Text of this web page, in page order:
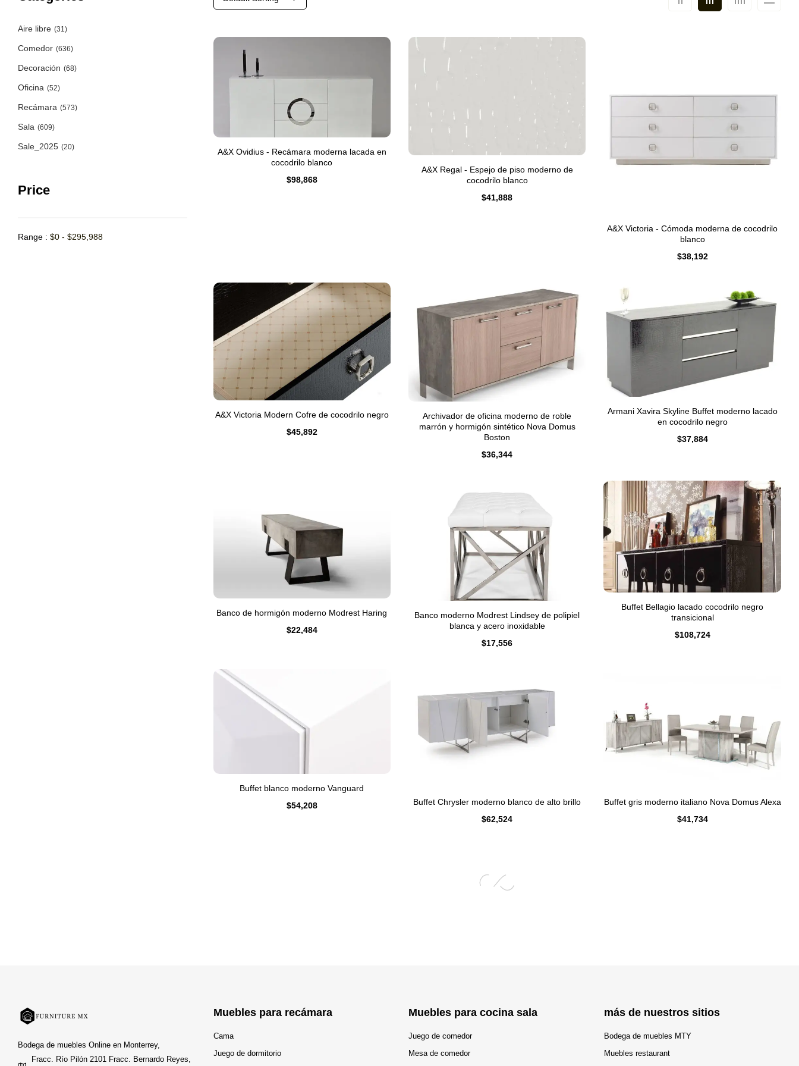
Aire libre (31)
Comedor (636)
Decoración (68)
Oficina (52)
Recámara (573)
Sala (609)
Sale_2025 (20)
Price
Range : $0 - $295,988
A&X Ovidius - Recámara moderna lacada en
cocodrilo blanco
$98,868
A&X Regal - Espejo de piso moderno de
cocodrilo blanco
$41,888
A&X Victoria - Cómoda moderna de cocodrilo
blanco
$38,192
A&X Victoria Modern Cofre de cocodrilo negro
$45,892
Archivador de oficina moderno de roble
marrón y hormigón sintético Nova Domus
Boston
$36,344
Armani Xavira Skyline Buffet moderno lacado
en cocodrilo negro
$37,884
Banco de hormigón moderno Modrest Haring
$22,484
Banco moderno Modrest Lindsey de polipiel
blanca y acero inoxidable
$17,556
Buffet Bellagio lacado cocodrilo negro
transicional
$108,724
Buffet blanco moderno Vanguard
$54,208
Buffet Chrysler moderno blanco de alto brillo
$62,524
Buffet gris moderno italiano Nova Domus Alexa
$41,734
Bodega de muebles Online en Monterrey,
Fracc. Río Pilón 2101 Fracc. Bernardo Reyes,
Muebles para recámara
Cama
Juego de dormitorio
Muebles para cocina sala
Juego de comedor
Mesa de comedor
más de nuestros sitios
Bodega de muebles MTY
Muebles restaurant